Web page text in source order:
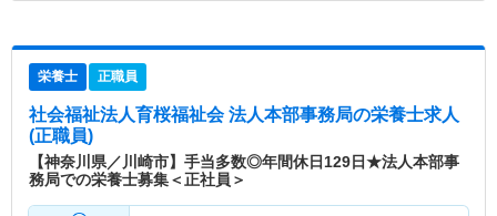
栄養士 正職員
社会福祉法人育桜福祉会 法人本部事務局の栄養士求人
(正職員)
【神奈川県／川崎市】手当多数◎年間休日129日★法人本部事
務局での栄養士募集＜正社員＞